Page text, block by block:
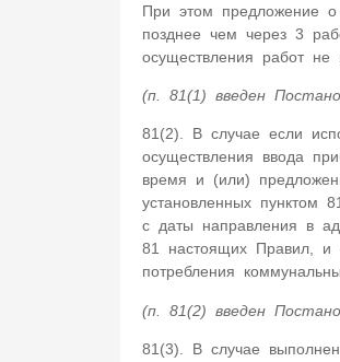
При этом предложение о
позднее чем через 3
осуществления работ
(п. 81(1) введен
81(2). В случае если
осуществления ввода
время и (или)
установленных пунктом
с даты направления в
81 настоящих Правил, и
потребления
(п. 81(2) введен
81(3). В случае